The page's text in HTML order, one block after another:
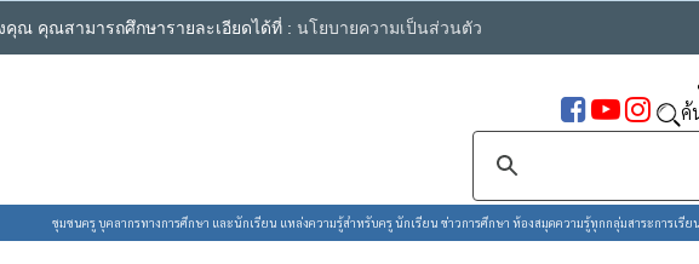
ณ คุณสามารถศึกษารายละเอียดได้ที่ : นโยบายความเป็นส่วนตัว
ค้
ชุมชนครู บุคลากรทางการศึกษา และนักเรียน แหล่งความรู้สำหรับครู นักเรียน ข่าวการศึกษา ห้องสมุดความรู้ทุกกลุ่มสาระการเรี